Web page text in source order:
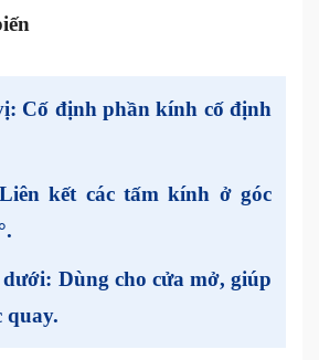
Cố định phần kính cố định
Liên kết các tấm kính ở góc
dưới: Dùng cho cửa mở, giúp
quay.